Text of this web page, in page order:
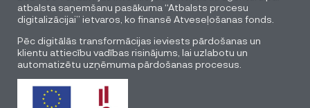
atbalsta saņemšanu pasākuma “Atbalsts procesu
digitalizācijai” ietvaros, ko finansē Atveseļošanas fonds.
Pēc digitālās transformācijas ieviests pārdošanas un
klientu attiecību vadības risinājums, lai uzlabotu un
automatizētu uzņēmuma pārdošanas procesus.